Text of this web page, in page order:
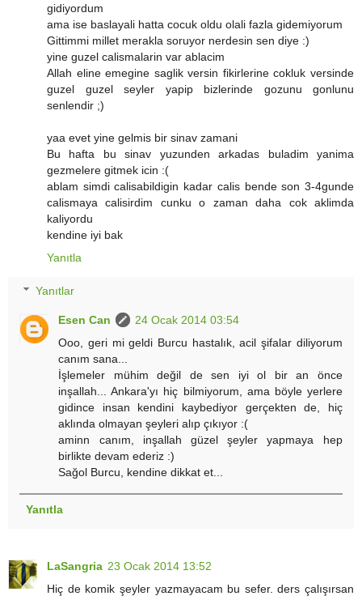
gidiyordum
ama ise baslayali hatta cocuk oldu olali fazla gidemiyorum
Gittimmi millet merakla soruyor nerdesin sen diye :)
yine guzel calismalarin var ablacim
Allah eline emegine saglik versin fikirlerine cokluk versinde
guzel guzel seyler yapip bizlerinde gozunu gonlunu
senlendir ;)
yaa evet yine gelmis bir sinav zamani
Bu hafta bu sinav yuzunden arkadas buladim yanima
gezmelere gitmek icin :(
ablam simdi calisabildigin kadar calis bende son 3-4gunde
calismaya calisirdim cunku o zaman daha cok aklimda
kaliyordu
kendine iyi bak
Yanıtla
Yanıtlar
Esen Can
24 Ocak 2014 03:54
Ooo, geri mi geldi Burcu hastalık, acil şifalar diliyorum
canım sana...
İşlemeler mühim değil de sen iyi ol bir an önce
inşallah... Ankara'yı hiç bilmiyorum, ama böyle yerlere
gidince insan kendini kaybediyor gerçekten de, hiç
aklında olmayan şeyleri alıp çıkıyor :(
aminn canım, inşallah güzel şeyler yapmaya hep
birlikte devam ederiz :)
Sağol Burcu, kendine dikkat et...
Yanıtla
LaSangria 23 Ocak 2014 13:52
Hiç de komik şeyler yazmayacam bu sefer. ders çalışırsan